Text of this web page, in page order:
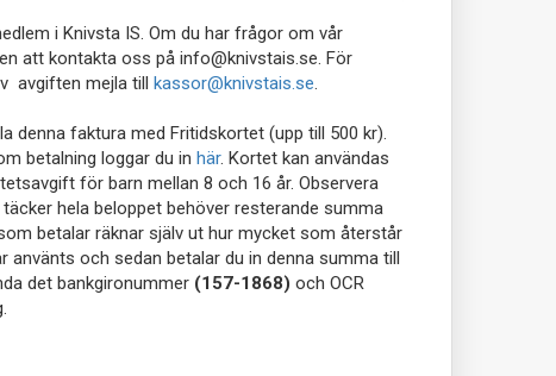
i Knivsta IS. Om du har frågor om vår
att kontakta oss på info@knivstais.se. För
avgiften mejla till kassor@knivstais.se.
denna faktura med Fritidskortet (upp till 500 kr).
betalning loggar du in här. Kortet kan användas
för barn mellan 8 och 16 år. Observera
hela beloppet behöver resterande summa
betalar räknar själv ut hur mycket som återstår
och sedan betalar du in denna summa till
det bankgironummer (157-1868) och OCR